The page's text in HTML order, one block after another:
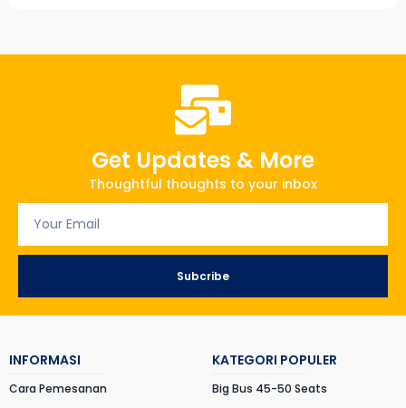
Get Updates & More
Thoughtful thoughts to your inbox
Subcribe
INFORMASI
Cara Pemesanan
KATEGORI POPULER
Big Bus 45-50 Seats